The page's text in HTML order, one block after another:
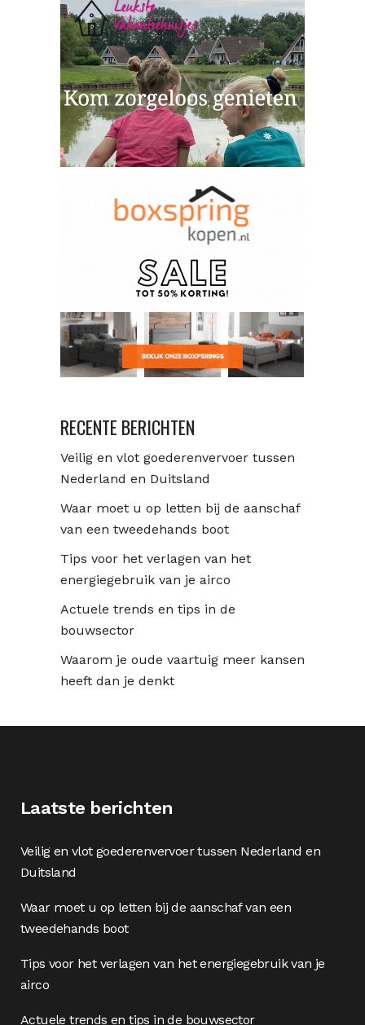
RECENTE BERICHTEN
Veilig en vlot goederenvervoer tussen
Nederland en Duitsland
Waar moet u op letten bij de aanschaf
van een tweedehands boot
Tips voor het verlagen van het
energiegebruik van je airco
Actuele trends en tips in de
bouwsector
Waarom je oude vaartuig meer kansen
heeft dan je denkt
Laatste berichten
Veilig en vlot goederenvervoer tussen Nederland en
Duitsland
Waar moet u op letten bij de aanschaf van een
tweedehands boot
Tips voor het verlagen van het energiegebruik van je
airco
Actuele trends en tips in de bouwsector